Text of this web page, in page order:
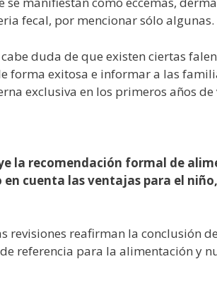
fecal, por mencionar sólo algunas.
duda de que existen ciertas
forma exitosa e informar a las
exclusiva en los primeros años de
la recomendación formal de
cuenta las ventajas para el
revisiones reafirman la conclusión
referencia para la alimentación y